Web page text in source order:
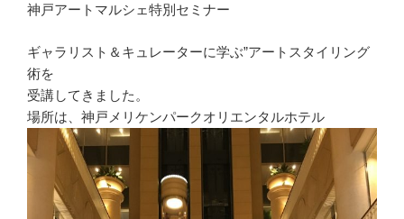
神戸アートマルシェ特別セミナー
ギャラリスト＆キュレーターに学ぶ”アートスタイリング
術を
受講してきました。
場所は、神戸メリケンパークオリエンタルホテル